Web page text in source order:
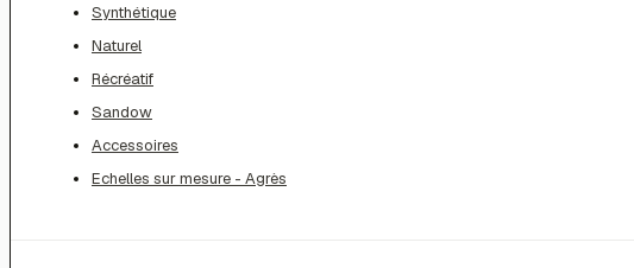
Synthétique
Naturel
Récréatif
Sandow
Accessoires
Echelles sur mesure - Agrès